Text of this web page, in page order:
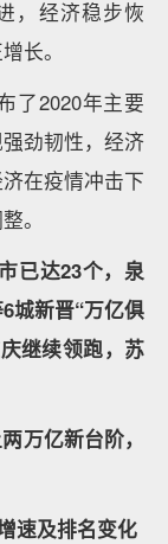
，经济稳步恢
长。
了2020年主要
劲韧性，经济
在疫情冲击下
。
已达23个，泉
城新晋“万亿俱
继续领跑，苏
万亿新台阶，
速及排名变化